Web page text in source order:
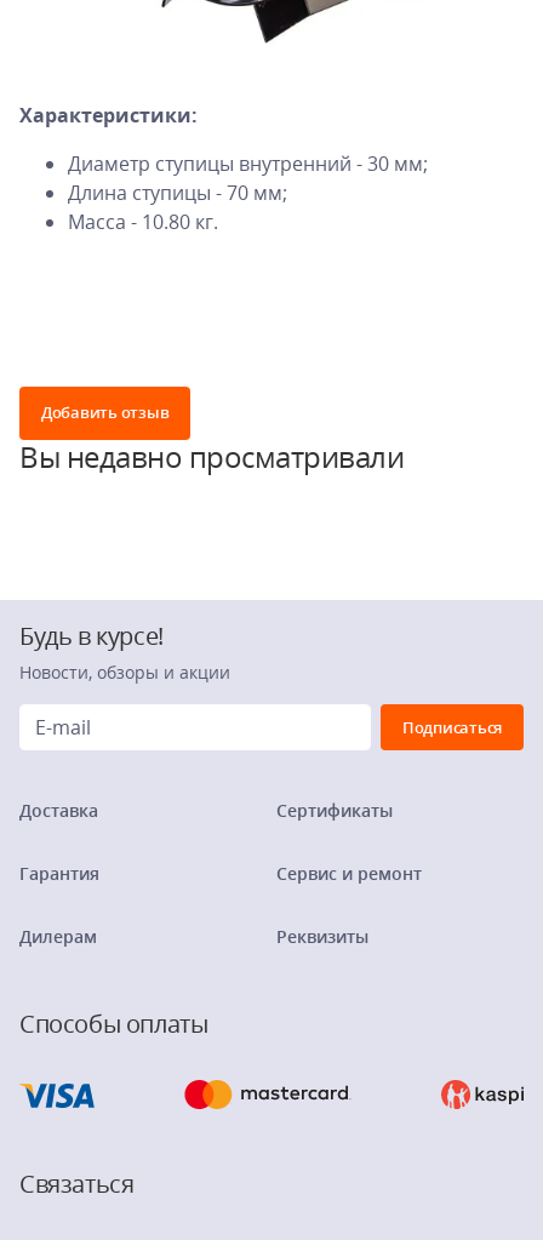
Характеристики:
Диаметр ступицы внутренний - 30 мм;
Длина ступицы - 70 мм;
Масса - 10.80 кг.
Добавить отзыв
Вы недавно просматривали
Будь в курсе!
Новости, обзоры и акции
Доставка
Гарантия
Дилерам
Сертификаты
Сервис и ремонт
Реквизиты
Способы оплаты
Связаться